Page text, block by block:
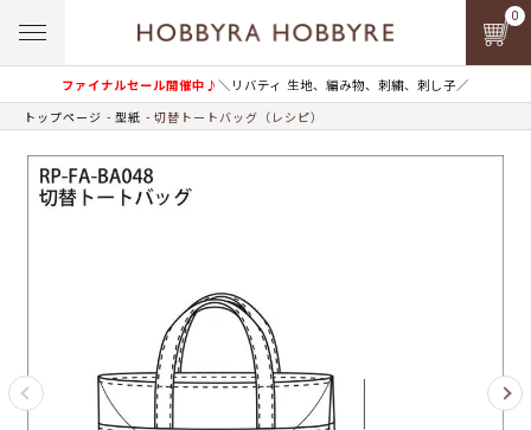
ファイナルセール開催中♪＼リバティ 生地、編み物、刺繍、刺し子／
0
トップページ 型紙 切替トートバッグ（レシピ）